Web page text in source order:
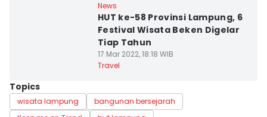
News
HUT ke-58 Provinsi Lampung, 6
Festival Wisata Beken Digelar
Tiap Tahun
17 Mar 2022, 18:18 WIB
Travel
Topics
wisata lampung
bangunan bersejarah